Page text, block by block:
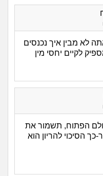
לא מבין איך נכנסים
לקיים יחסי מין
הפתוח, תשמור את
הסיכוי להריון הוא